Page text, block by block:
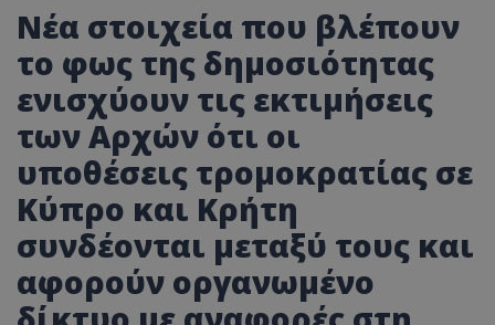
Νέα στοιχεία που βλέπουν
το φως της δημοσιότητας
ενισχύουν τις εκτιμήσεις
των Αρχών ότι οι
υποθέσεις τρομοκρατίας σε
Κύπρο και Κρήτη
συνδέονται μεταξύ τους και
αφορούν οργανωμένο